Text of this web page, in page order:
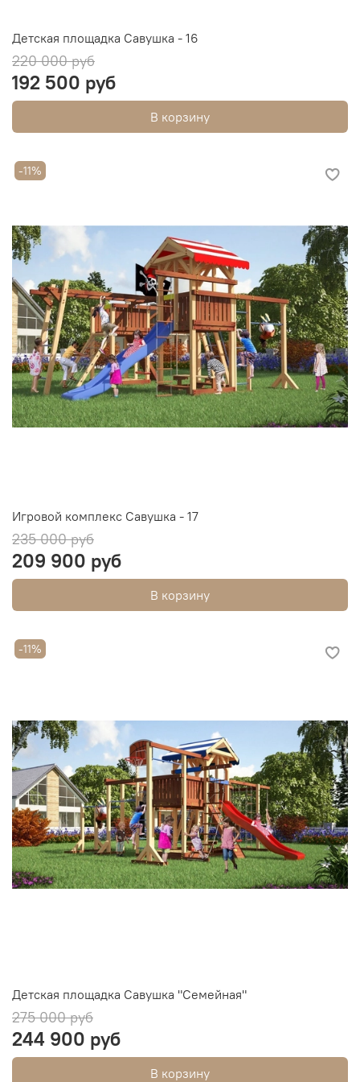
Детская площадка Савушка - 16
220 000 руб
192 500 руб
В корзину
-11%
Игровой комплекс Савушка - 17
235 000 руб
209 900 руб
В корзину
-11%
Детская площадка Савушка "Семейная"
275 000 руб
244 900 руб
В корзину